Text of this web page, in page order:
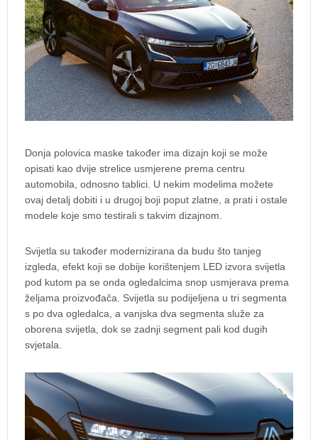
Donja polovica maske također ima dizajn koji se može
opisati kao dvije strelice usmjerene prema centru
automobila, odnosno tablici. U nekim modelima možete
ovaj detalj dobiti i u drugoj boji poput zlatne, a prati i ostale
modele koje smo testirali s takvim dizajnom.
Svijetla su također modernizirana da budu što tanjeg
izgleda, efekt koji se dobije korištenjem LED izvora svijetla
pod kutom pa se onda ogledalcima snop usmjerava prema
željama proizvođača. Svijetla su podijeljena u tri segmenta
s po dva ogledalca, a vanjska dva segmenta služe za
oborena svijetla, dok se zadnji segment pali kod dugih
svjetala.